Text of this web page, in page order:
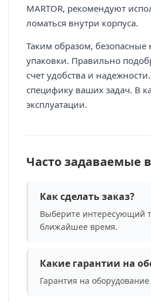
MARTOR, рекомендуют
ломаться внутри корпуса.
Таким образом, безопасные
упаковки. Правильно
счет удобства и
специфику ваших задач. В
эксплуатации.
Часто задаваемые
Как сделать заказ?
Выберите интересующий
ближайшее время.
Какие гарантии на
Гарантия на